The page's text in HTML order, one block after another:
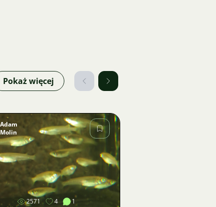
Pokaż więcej
Zdjęcie
Adam
Molin
2571 4 1